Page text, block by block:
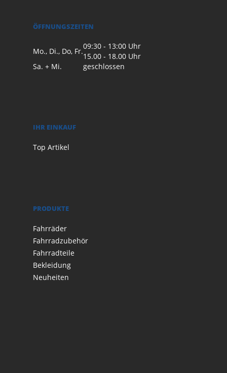
ÖFFNUNGSZEITEN
Mo., Di., Do, Fr.
09:30 - 13:00 Uhr
15.00 - 18.00 Uhr
Sa. + Mi.
geschlossen
IHR EINKAUF
Top Artikel
PRODUKTE
Fahrräder
Fahrradzubehör
Fahrradteile
Bekleidung
Neuheiten